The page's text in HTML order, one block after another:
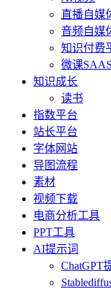
直播自媒
音频自媒
知识付费
微课
知识成长
读书
指数平台
站长平台
字体网站
导图流程
素材
视频下载
电商分析工具
PPT工具
AI提示词
ChatGPT